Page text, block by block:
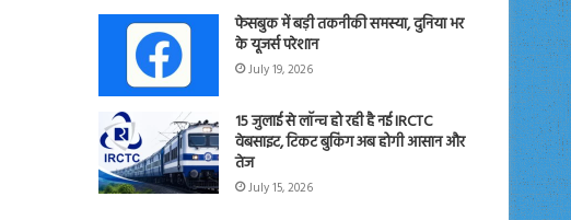
फेसबुक में बड़ी तकनीकी समस्या, दुनिया भर
के यूजर्स परेशान
July 19, 2026
15 जुलाई से लॉन्च हो रही है नई IRCTC
वेबसाइट, टिकट बुकिंग अब होगी आसान और
तेज
July 15, 2026